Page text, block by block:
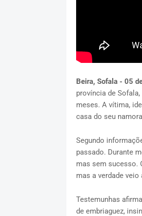
Beira, Sofala - 05
província de
meses. A vítima,
casa do seu
Segundo
passado. Durante
mas sem sucesso.
mas a verdade
Testemunhas
de embriaguez,